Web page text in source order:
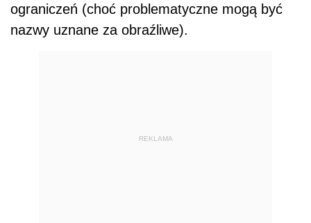
ograniczeń (choć problematyczne mogą być
nazwy uznane za obraźliwe).
REKLAMA